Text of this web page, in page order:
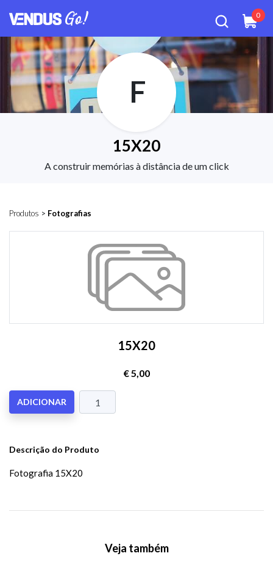
0
F
15X20
A construir memórias à distância de um click
Produtos > Fotografias
15X20
€ 5,00
ADICIONAR
Descrição do Produto
Fotografia 15X20
Veja também